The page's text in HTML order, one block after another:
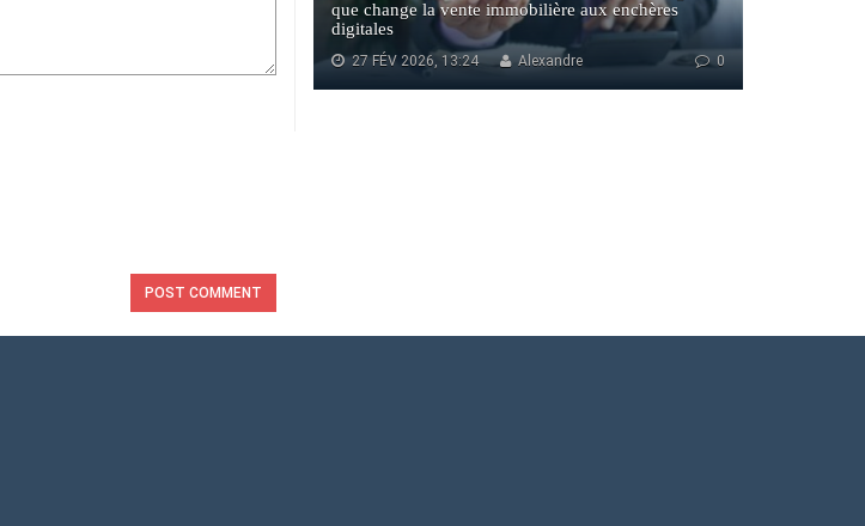
que change la vente immobilière aux enchères
digitales
27 FÉV 2026, 13:24 0
Alexandre